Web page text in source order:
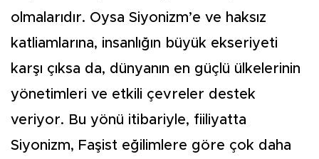
olmalarıdır. Oysa Siyonizm’e ve haksız
katliamlarına, insanlığın büyük ekseriyeti
karşı çıksa da, dünyanın en güçlü ülkelerinin
yönetimleri ve etkili çevreler destek
veriyor. Bu yönü itibariyle, fiiliyatta
Siyonizm, Faşist eğilimlere göre çok daha